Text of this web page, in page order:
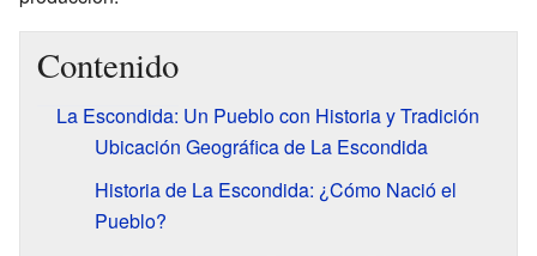
Contenido
La Escondida: Un Pueblo con Historia y Tradición
Ubicación Geográfica de La Escondida
Historia de La Escondida: ¿Cómo Nació el
Pueblo?